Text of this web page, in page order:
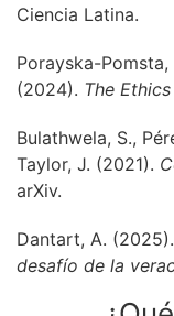
Ciencia Latina.
Porayska-Pomsta,
(2024). The
Bulathwela, S.,
Taylor, J. (2021).
arXiv.
Dantart, A. (2025).
desafío de la